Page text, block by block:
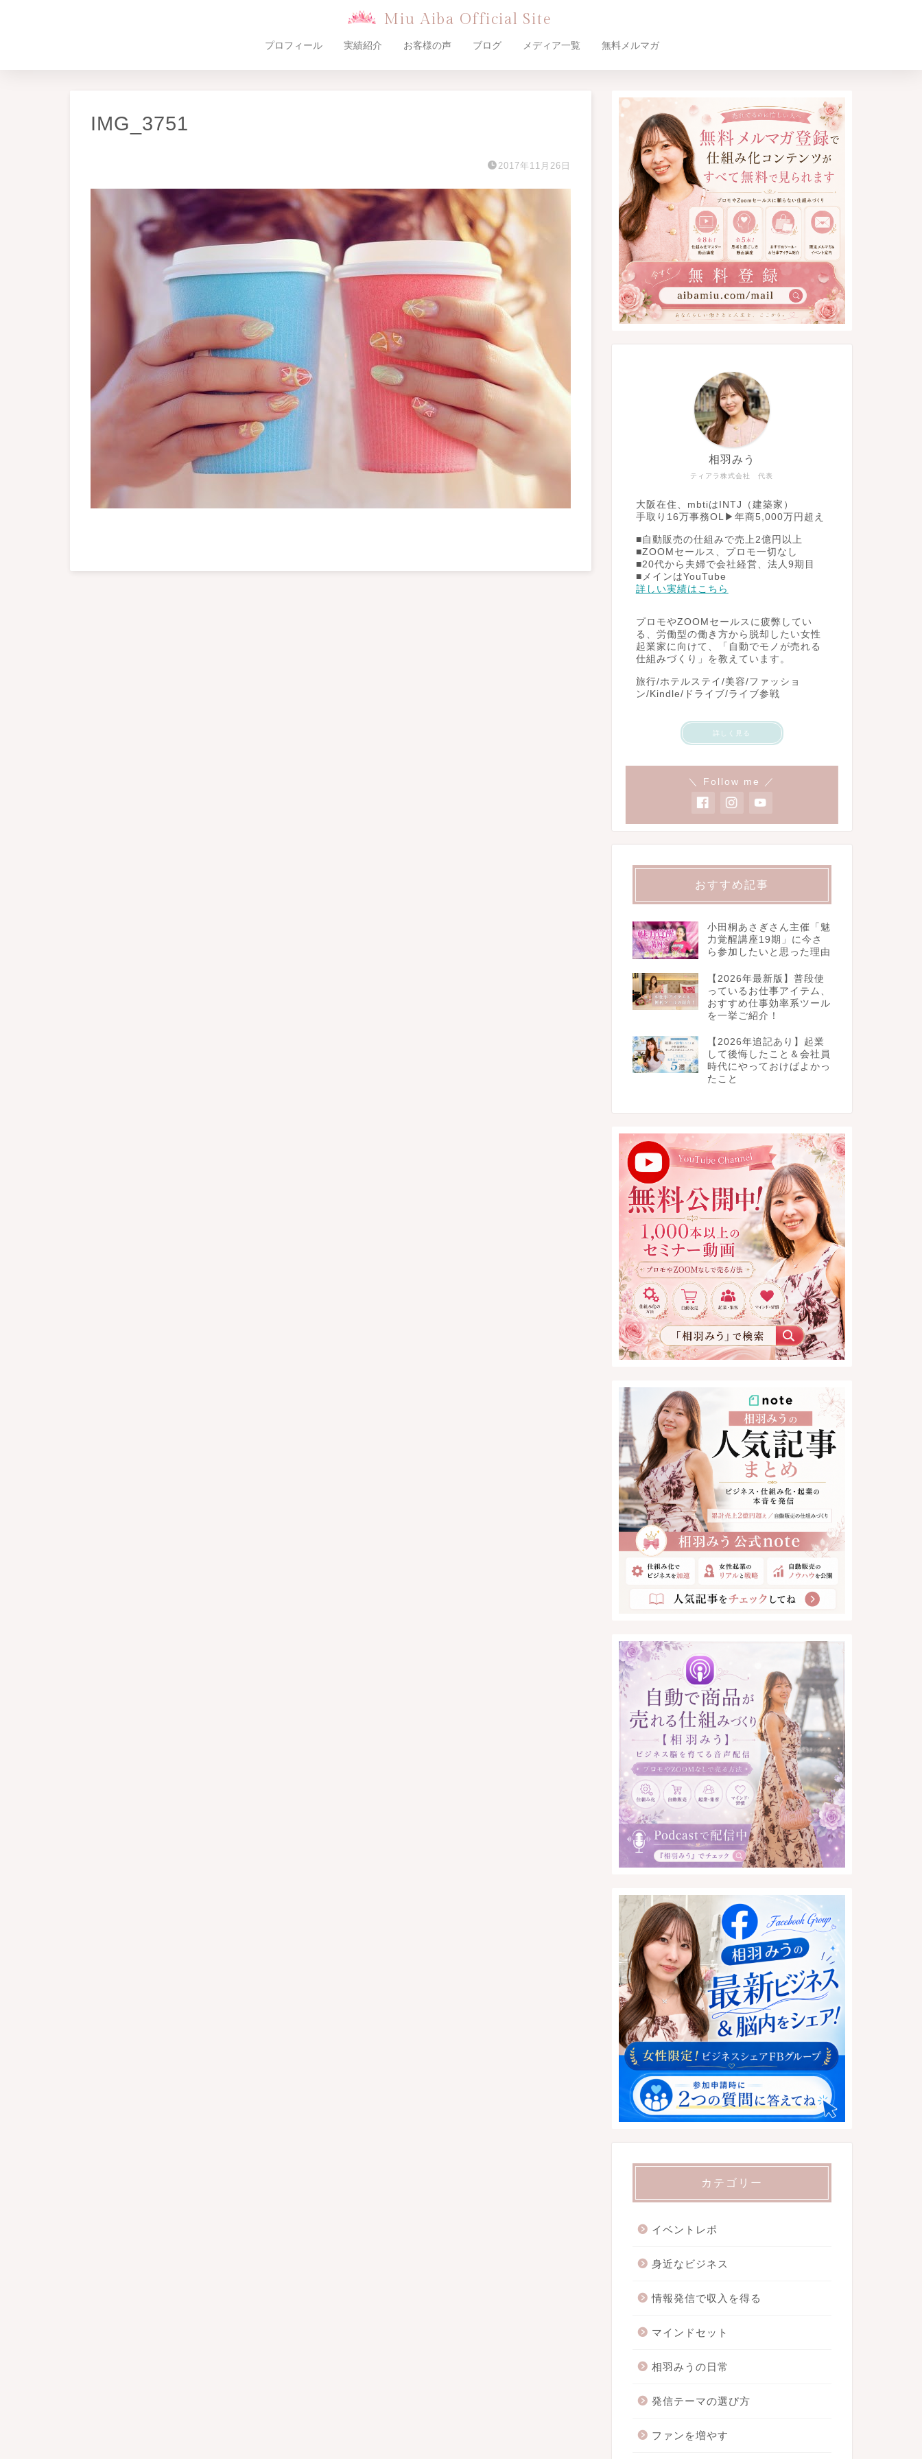
Miu Aiba Official Site
プロフィール 実績紹介 お客様の声 ブログ メディア一覧 無料メルマガ
IMG_3751
2017年11月26日
ティアラ株式会社 代表
相羽みう
大阪在住、mbtiはINTJ（建築家）
手取り16万事務OL▶︎年商5,000万円超え
■自動販売の仕組みで売上2億円以上
■ZOOMセールス、プロモ一切なし
■20代から夫婦で会社経営、法人9期目
■メインはYouTube
詳しい実績はこちら
プロモやZOOMセールスに疲弊してい
る、労働型の働き方から脱却したい女性
起業家に向けて、「自動でモノが売れる
仕組みづくり」を教えています。
旅行/ホテルステイ/美容/ファッショ
ン/Kindle/ドライブ/ライブ参戦
詳しく見る
＼ Follow me ／
おすすめ記事
小田桐あさぎさん主催「魅
力覚醒講座19期」に今さ
ら参加したいと思った理由
【2026年最新版】普段使
っているお仕事アイテム、
おすすめ仕事効率系ツール
を一挙ご紹介！
【2026年追記あり】起業
して後悔したこと＆会社員
時代にやっておけばよかっ
たこと
カテゴリー
イベントレポ
身近なビジネス
情報発信で収入を得る
マインドセット
相羽みうの日常
発信テーマの選び方
ファンを増やす